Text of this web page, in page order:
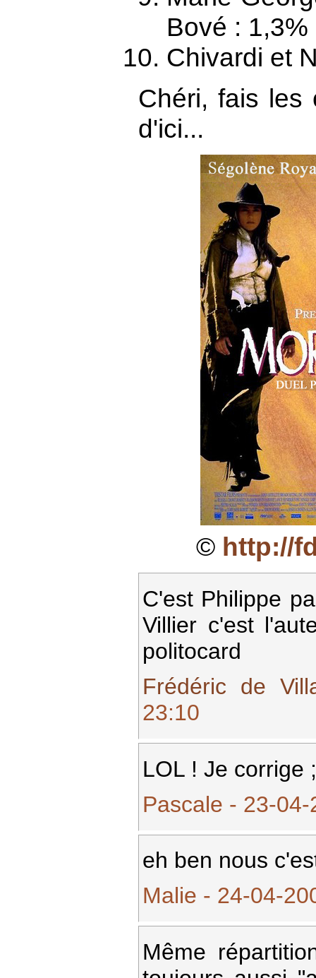
Bové : 1,3%
Chivardi et
Chéri, fais les
d'ici...
© http://
C'est Philippe
Villier c'est
politocard
Frédéric de
23:10
LOL ! Je corrige
Pascale - 23-
eh ben nous
Malie - 24-04-
Même